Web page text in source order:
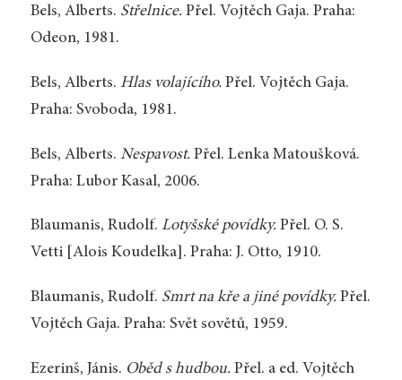
Bels, Alberts. Střelnice.Přel. Vojtěch Gaja. Praha:
Odeon, 1981.
Bels, Alberts. Hlas volajícího.Přel. Vojtěch Gaja.
Praha: Svoboda, 1981.
Bels, Alberts. Nespavost.Přel. Lenka Matoušková.
Praha: Lubor Kasal, 2006.
Blaumanis, Rudolf. Lotyšské povídky.Přel. O. S.
Vetti [Alois Koudelka]. Praha: J. Otto, 1910.
Blaumanis, Rudolf. Smrt na kře a jiné povídky.Přel.
Vojtěch Gaja. Praha: Svět sovětů, 1959.
Ezerinš, Jánis. Oběd s hudbou.Přel. a ed. Vojtěch